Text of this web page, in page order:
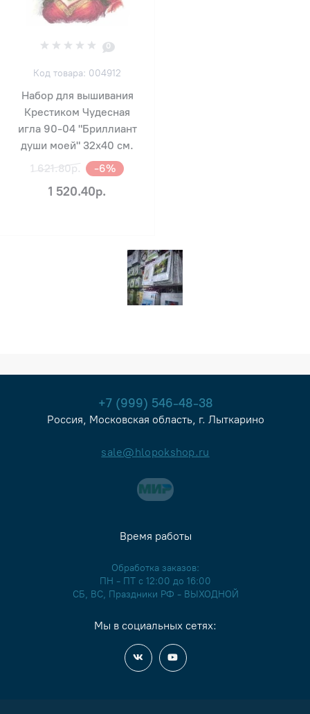
0
Код товара: 004912
Набор для вышивания
Крестиком Чудесная
игла 90-04 "Бриллиант
души моей" 32х40 см.
1 621.80р.
-6%
1 520.40р.
+7 (999) 546-48-38
Россия, Московская область, г. Лыткарино
sale@hlopokshop.ru
Время работы
Обработка заказов:
ПН - ПТ с 12:00 до 16:00
СБ, ВС, Праздники РФ - ВЫХОДНОЙ
Мы в социальных сетях: